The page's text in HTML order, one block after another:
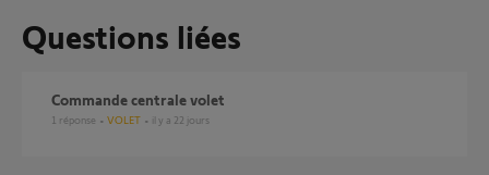
Questions liées
Commande centrale volet
1 réponse VOLET il y a 22 jours